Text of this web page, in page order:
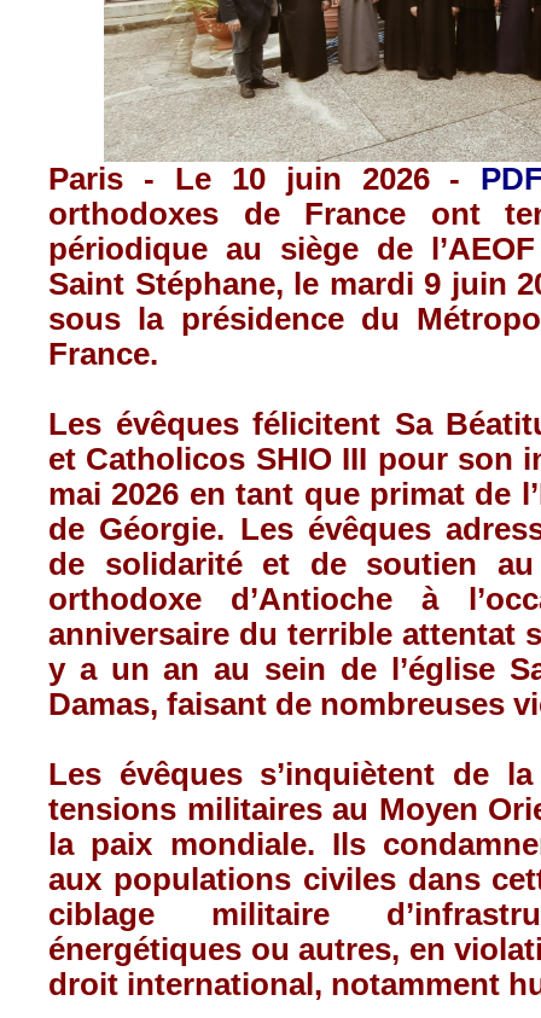
Paris - Le 10 juin 2026 -
orthodoxes de France ont
périodique au siège de
Saint Stéphane, le mardi 9 juin
sous la présidence du
France.
Les évêques félicitent Sa
et Catholicos SHIO III pour son
mai 2026 en tant que primat de
de Géorgie. Les évêques
de solidarité et de soutien au
orthodoxe d’Antioche à
anniversaire du terrible attentat
y a un an au sein de l’église
Damas, faisant de nombreuses
Les évêques s’inquiètent de
tensions militaires au Moyen
la paix mondiale. Ils
aux populations civiles dans
ciblage militaire
énergétiques ou autres, en
droit international, notamment